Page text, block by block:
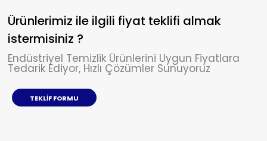
Ürünlerimiz ile ilgili fiyat teklifi almak
istermisiniz ?
Endüstriyel Temizlik Ürünlerini Uygun Fiyatlara
Tedarik Ediyor, Hızlı Çözümler Sunuyoruz
TEKLIF FORMU